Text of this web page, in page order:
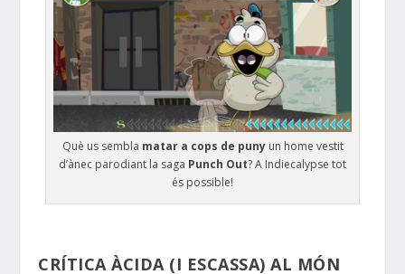
Què us sembla matar a cops de punyun home vestit
d’ànec parodiant la saga Punch Out? A Indiecalypse tot
és possible!
CRÍTICA ÀCIDA (I ESCASSA) AL MÓN